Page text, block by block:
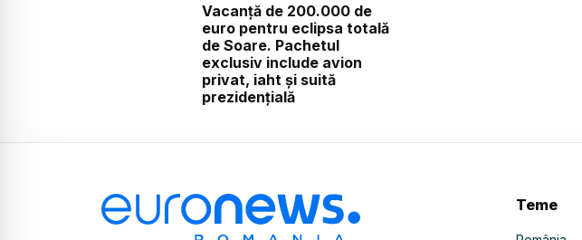
Vacanță de 200.000 de
euro pentru eclipsa totală
de Soare. Pachetul
exclusiv include avion
privat, iaht și suită
prezidențială
Teme